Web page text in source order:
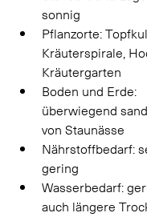
sonnig
Pflanzorte:
Kräuterspirale,
Kräutergarten
Boden und Erde:
überwiegend
von Staunässe
Nährstoffbedarf:
gering
Wasserbedarf:
auch längere